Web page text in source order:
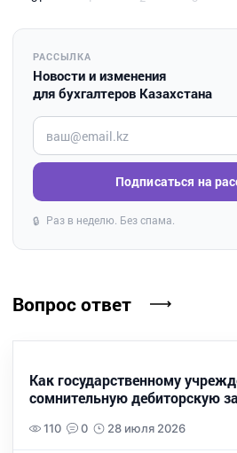
РАССЫЛКА
Новости и изменения
для бухгалтеров Казахстана
Введите ваш e-mail
Подписаться на
🔒 Раз в неделю. Без спама.
Вопрос ответ
Как государственному
сомнительную дебиторскую
110 0 28 июля 2026